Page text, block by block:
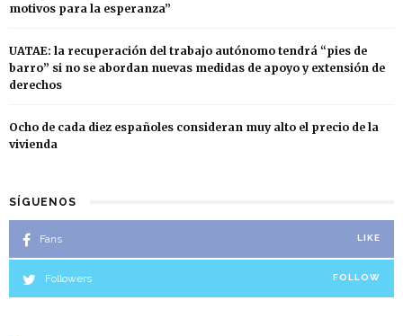
motivos para la esperanza”
UATAE: la recuperación del trabajo autónomo tendrá “pies de
barro” si no se abordan nuevas medidas de apoyo y extensión de
derechos
Ocho de cada diez españoles consideran muy alto el precio de la
vivienda
SÍGUENOS
Fans LIKE
Followers FOLLOW